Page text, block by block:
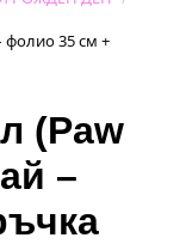
фолио 35 см +
(Paw
–